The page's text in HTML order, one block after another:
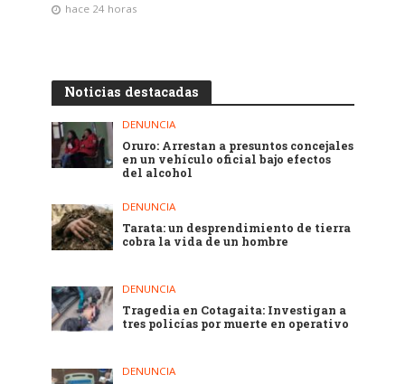
hace 24 horas
Noticias destacadas
DENUNCIA
Oruro: Arrestan a presuntos concejales
en un vehículo oficial bajo efectos
del alcohol
DENUNCIA
Tarata: un desprendimiento de tierra
cobra la vida de un hombre
DENUNCIA
Tragedia en Cotagaita: Investigan a
tres policías por muerte en operativo
DENUNCIA